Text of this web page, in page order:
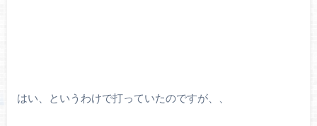
はい、というわけで打っていたのですが、、